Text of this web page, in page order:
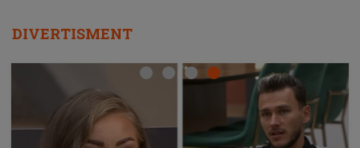
DIVERTISMENT